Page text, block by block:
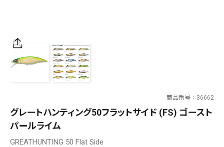
価格 ¥
在庫
在庫あり
商品番号 36662
グレートハンティング50フラットサイド (FS) ゴースト
パールライム
GREATHUNTING 50 Flat Side